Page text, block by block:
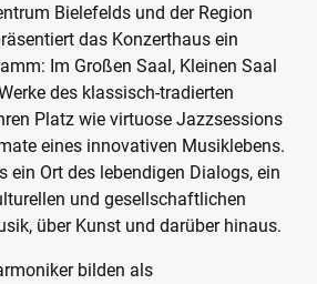
Bielefelds und der Region
das Konzerthaus ein
Im Großen Saal, Kleinen Saal
des klassisch-tradierten
Platz wie virtuose Jazzsessions
eines innovativen Musiklebens.
ein Ort des lebendigen Dialogs, ein
und gesellschaftlichen
über Kunst und darüber hinaus.
bilden als